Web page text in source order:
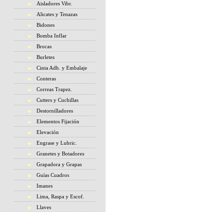
Aisladores Vibr.
Alicates y Tenazas
Bidones
Bomba Inflar
Brocas
Burletes
Cinta Adh. y Embalaje
Conteras
Correas Trapez.
Cutters y Cuchillas
Destornilladores
Elementos Fijación
Elevación
Engrase y Lubric.
Granetes y Botadores
Grapadora y Grapas
Guías Cuadros
Imanes
Lima, Raspa y Escof.
Llaves